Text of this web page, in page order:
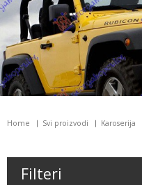
Home Svi proizvodi Karoserija
Filteri